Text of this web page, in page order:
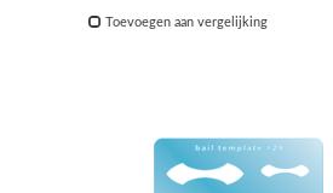
Toevoegen aan vergelijking